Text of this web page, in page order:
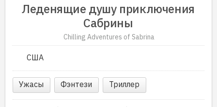
Леденящие душу приключения
Сабрины
Chilling Adventures of Sabrina
США
Ужасы Фэнтези Триллер